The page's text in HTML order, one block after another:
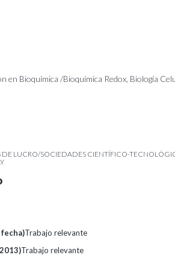
en Bioquímica /Bioquímica Redox, Biología
DE LUCRO/SOCIEDADES CIENTÍFICO-
Trabajo relevante
Trabajo relevante